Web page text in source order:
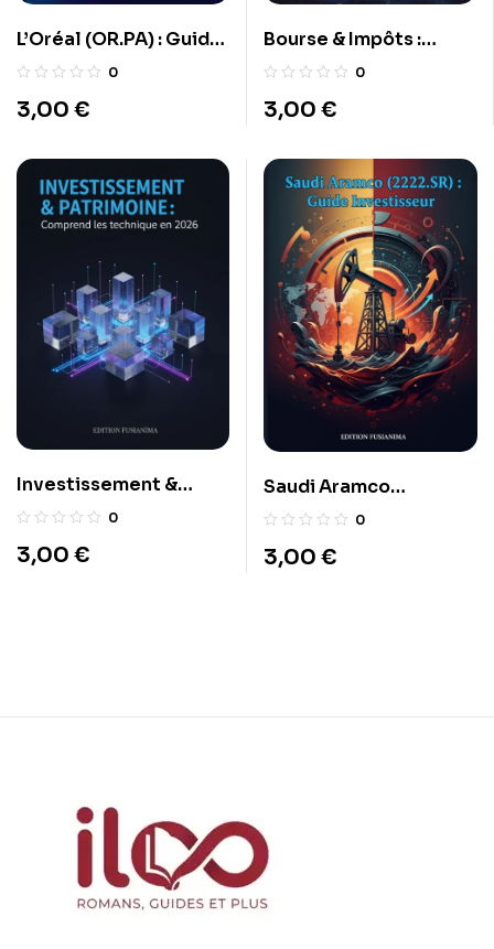
L’Oréal (OR.PA) : Guide
Investisseur
0
3,00 €
Bourse & Impôts :
Guide Clair (FR)
0
3,00 €
Investissement &
Patrimoine: Comprend
0
3,00 €
Saudi Aramco
(2222.SR) : Guide
0
3,00 €